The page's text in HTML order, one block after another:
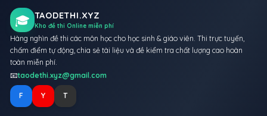
🎓 TAODETHI.XYZ
Kho đề thi Online miễn phí
Hàng nghìn đề thi các môn học cho học sinh & giáo viên. Thi trực tuyến,
chấm điểm tự động, chia sẻ tài liệu và đề kiểm tra chất lượng cao hoàn
toàn miễn phí.
📧taodethi.xyz@gmail.com
F Y T